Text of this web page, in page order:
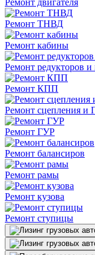
Ремонт двигателя
Ремонт ТНВД
Ремонт кабины
Ремонт редукторов и
Ремонт КПП
Ремонт сцепления и
Ремонт ГУР
Ремонт балансиров
Ремонт рамы
Ремонт кузова
Ремонт ступицы